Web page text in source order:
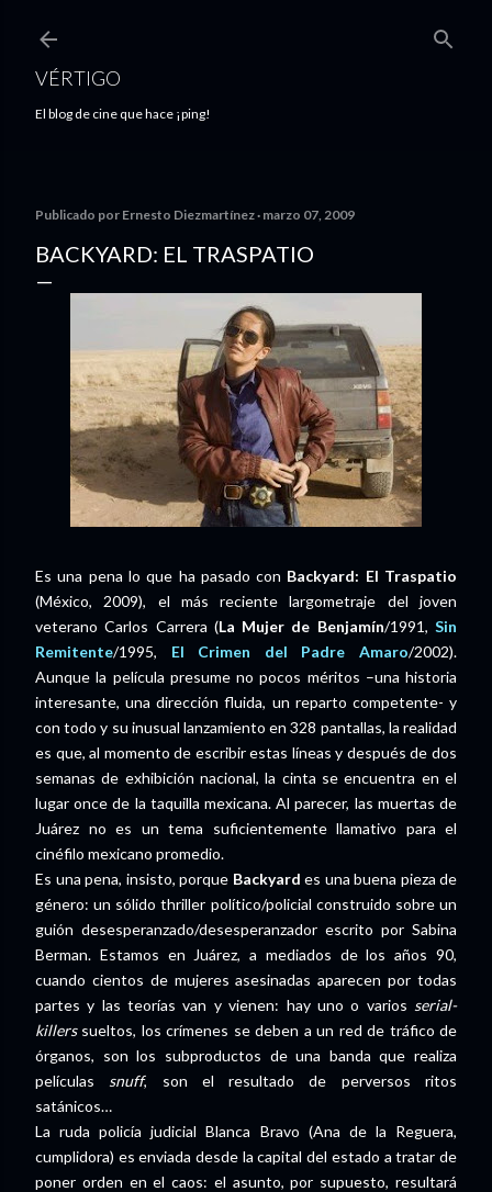
VÉRTIGO
El blog de cine que hace ¡ping!
Publicado por Ernesto Diezmartínez marzo 07, 2009
BACKYARD: EL TRASPATIO
Es una pena lo que ha pasado con Backyard: El Traspatio
(México, 2009), el más reciente largometraje del joven
veterano Carlos Carrera (La Mujer de Benjamín/1991,Sin
Remitente/1995, El Crimen del Padre Amaro/2002).
Aunque la película presume no pocos méritos –una historia
interesante, una dirección fluida, un reparto competente- y
con todo y su inusual lanzamiento en 328 pantallas, la realidad
es que, al momento de escribir estas líneas y después de dos
semanas de exhibición nacional, la cinta se encuentra en el
lugar once de la taquilla mexicana. Al parecer, las muertas de
Juárez no es un tema suficientemente llamativo para el
cinéfilo mexicano promedio.
Es una pena, insisto, porque Backyard es una buena pieza de
género: un sólido thriller político/policial construido sobre un
guión desesperanzado/desesperanzador escrito por Sabina
Berman. Estamos en Juárez, a mediados de los años 90,
cuando cientos de mujeres asesinadas aparecen por todas
partes y las teorías van y vienen: hay uno o varios serial-
killerssueltos, los crímenes se deben a un red de tráfico de
órganos, son los subproductos de una banda que realiza
películas snuff, son el resultado de perversos ritos
satánicos…
La ruda policía judicial Blanca Bravo (Ana de la Reguera,
cumplidora) es enviada desde la capital del estado a tratar de
poner orden en el caos: el asunto, por supuesto, resultará